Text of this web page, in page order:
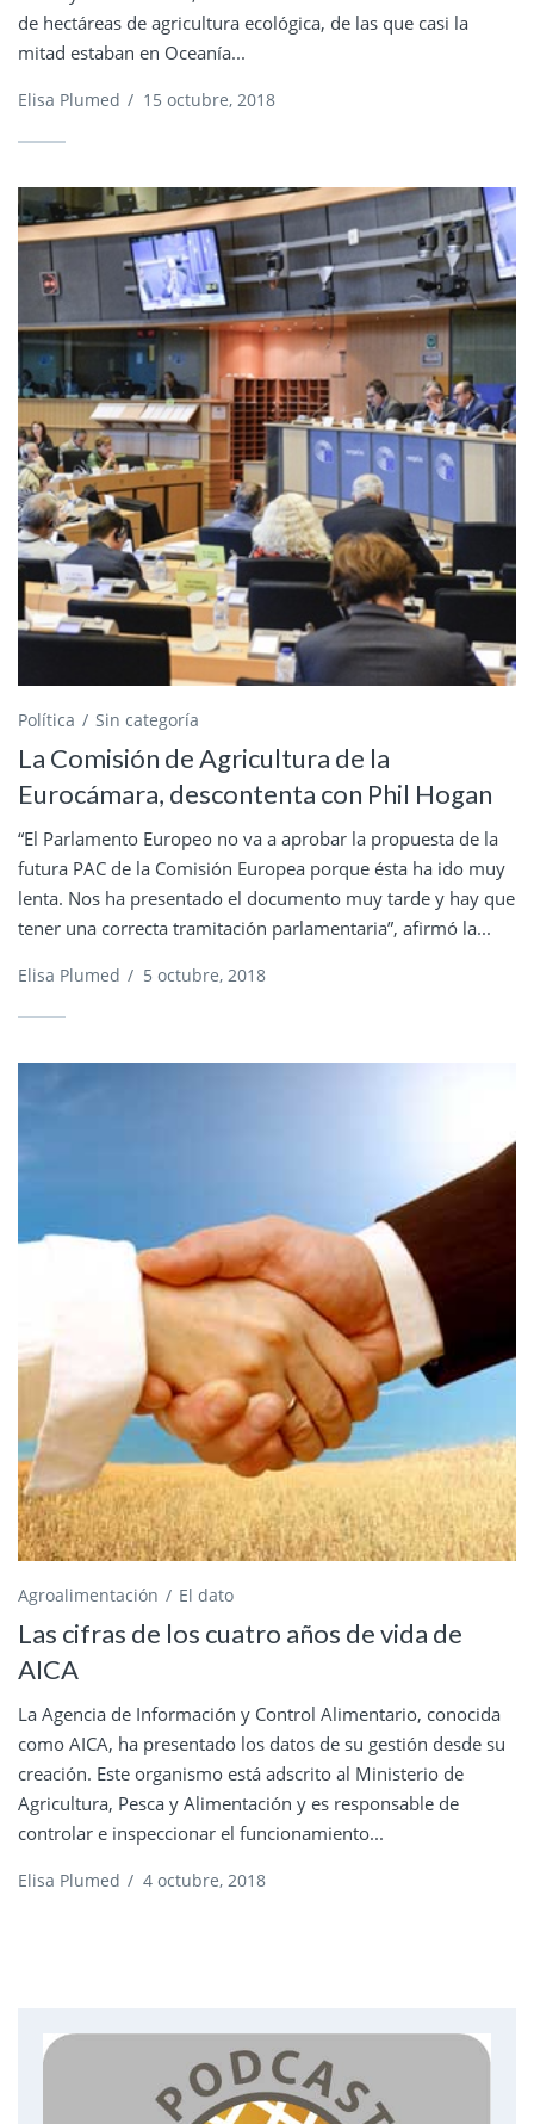
de hectáreas de agricultura ecológica, de las que casi la
mitad estaban en Oceanía...
Elisa Plumed / 15 octubre, 2018
Política Sin categoría
La Comisión de Agricultura de la
Eurocámara, descontenta con Phil Hogan
“El Parlamento Europeo no va a aprobar la propuesta de la
futura PAC de la Comisión Europea porque ésta ha ido muy
lenta. Nos ha presentado el documento muy tarde y hay que
tener una correcta tramitación parlamentaria”, afirmó la...
Elisa Plumed / 5 octubre, 2018
Agroalimentación El dato
Las cifras de los cuatro años de vida de
AICA
La Agencia de Información y Control Alimentario, conocida
como AICA, ha presentado los datos de su gestión desde su
creación. Este organismo está adscrito al Ministerio de
Agricultura, Pesca y Alimentación y es responsable de
controlar e inspeccionar el funcionamiento...
Elisa Plumed / 4 octubre, 2018